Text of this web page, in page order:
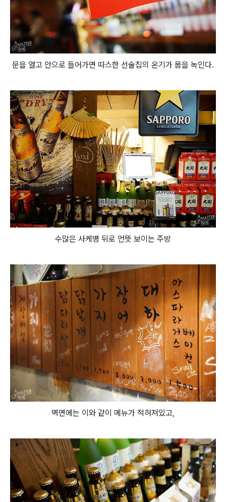
문을 열고 안으로 들어가면 따스한 선술집의 온기가 몸을 녹인다.
수많은 사케병 뒤로 언뜻 보이는 주방
벽면에는 이와 같이 메뉴가 적혀져있고,